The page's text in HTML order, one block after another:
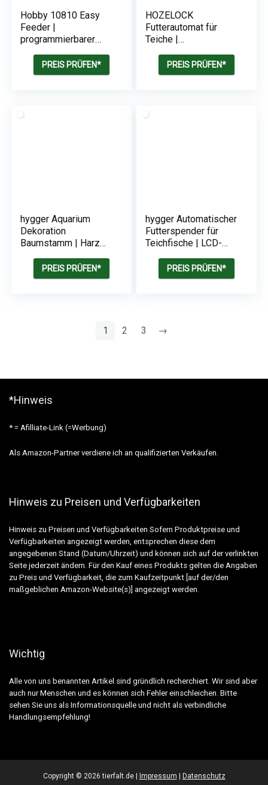
Hobby 10810 Easy
Feeder |
programmierbarer
AquarienPREIS PRÜFEN*
HOZELOCK
Futterautomat für
Teiche |
800 ml
Fassungsvermögen
PREIS PRÜFEN*
hygger Aquarium
Dekoration
Baumstamm | Harz
kleine Garnele Fisch
PREIS PRÜFEN*
hygger Automatischer
Futterspender für
Teichfische | LCD-
5,5 l | DC 12 V
PREIS PRÜFEN*
1 2 3 →
*Hinweis
* = Afilliate-Link (=Werbung)
Als Amazon-Partner verdiene ich an qualifizierten Verkäufen.
Hinweis zu Preisen und Verfügbarkeiten
Hinweis zu Preisen und Verfügbarkeiten Sofern Produktpreise und
Verfügbarkeiten angezeigt werden, entsprechen diese dem
angegebenen Stand (Datum/Uhrzeit) und können sich auf der verlinkten
Seite jederzeit ändern. Für den Kauf eines Produkts gelten die Angaben
zu Preis und Verfügbarkeit, die zum Kaufzeitpunkt [auf der/den
maßgeblichen Amazon-Website(s)] angezeigt werden.
Wichtig
Alle von uns benannten Artikel sind gründlich recherchiert. Wir sind aber
auch nur Menschen und es können sich Fehler einschleichen. Bitte
sehen Sie uns als Informationsquelle und nicht als verbindliche
Handlungsempfehlung!
Copyright © 2026 tierfalt.de | Impressum Datenschutz